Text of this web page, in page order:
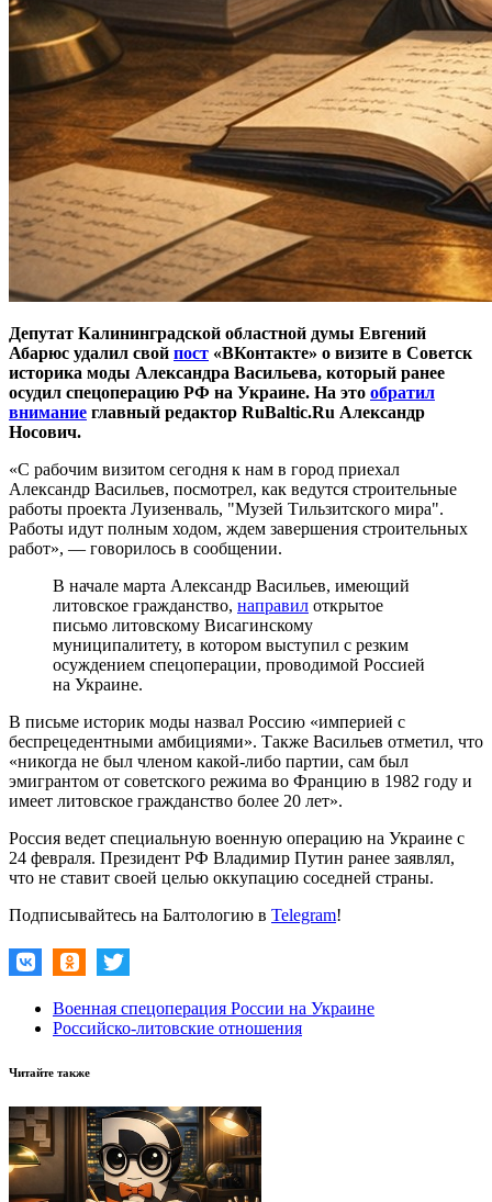
Депутат Калининградской областной думы Евгений
Абарюс удалил свой пост «ВКонтакте» о визите в Советск
историка моды Александра Васильева, который ранее
осудил спецоперацию РФ на Украине. На это обратил
внимание главный редактор RuBaltic.Ru Александр
Носович.
«С рабочим визитом сегодня к нам в город приехал
Александр Васильев, посмотрел, как ведутся строительные
работы проекта Луизенваль, "Музей Тильзитского мира".
Работы идут полным ходом, ждем завершения строительных
работ», — говорилось в сообщении.
В начале марта Александр Васильев, имеющий
литовское гражданство, направил открытое
письмо литовскому Висагинскому
муниципалитету, в котором выступил с резким
осуждением спецоперации, проводимой Россией
на Украине.
В письме историк моды назвал Россию «империей с
беспрецедентными амбициями». Также Васильев отметил, что
«никогда не был членом какой-либо партии, сам был
эмигрантом от советского режима во Францию в 1982 году и
имеет литовское гражданство более 20 лет».
Россия ведет специальную военную операцию на Украине с
24 февраля. Президент РФ Владимир Путин ранее заявлял,
что не ставит своей целью оккупацию соседней страны.
Подписывайтесь на Балтологию в Telegram!
Военная спецоперация России на Украине
Российско-литовские отношения
Читайте также